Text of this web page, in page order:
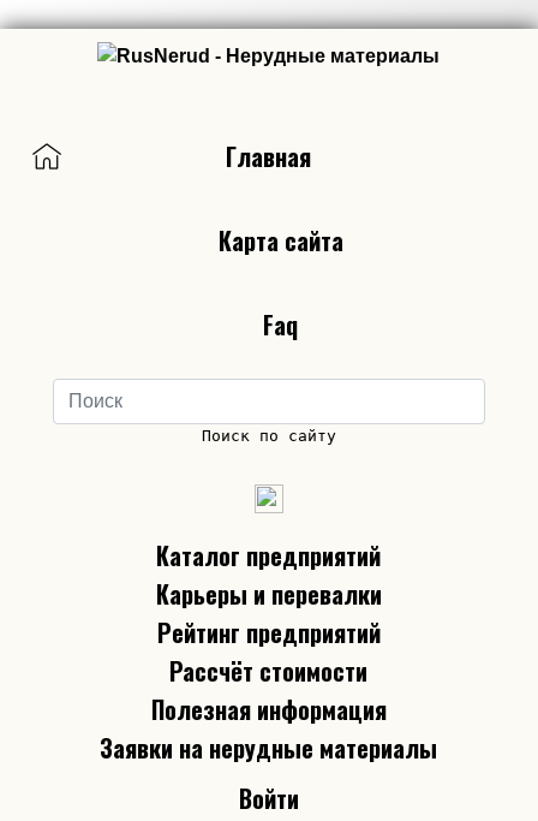
Главная
Карта сайта
Faq
Поиск по сайту
Каталог предприятий
Карьеры и перевалки
Рейтинг предприятий
Рассчёт стоимости
Полезная информация
Заявки на нерудные материалы
Войти